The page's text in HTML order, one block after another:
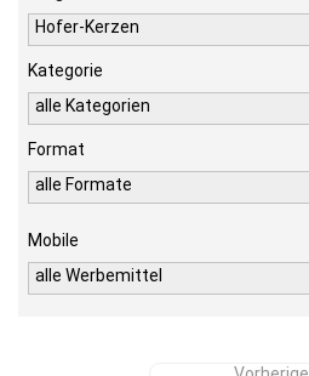
Hofer-Kerzen
Kategorie
alle Kategorien
Format
alle Formate
Mobile
alle Werbemittel